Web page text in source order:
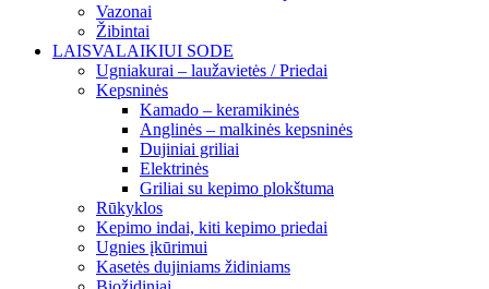
Vazonai
Žibintai
LAISVALAIKIUI SODE
Ugniakurai – laužavietės / Priedai
Kepsninės
Kamado – keramikinės
Anglinės – malkinės kepsninės
Dujiniai griliai
Elektrinės
Griliai su kepimo plokštuma
Rūkyklos
Kepimo indai, kiti kepimo priedai
Ugnies įkūrimui
Kasetės dujiniams židiniams